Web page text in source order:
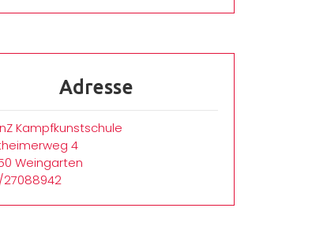
Adresse
Kampfkunstschule
4
Weingarten
27088942